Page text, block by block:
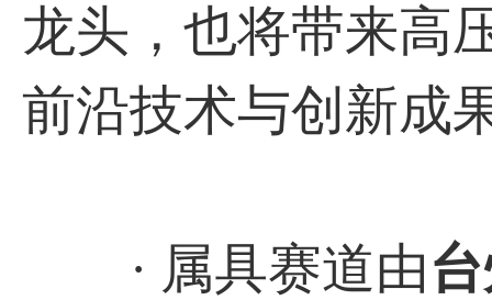
龙头，也将带来高
前沿技术与创新成
· 属具赛道由